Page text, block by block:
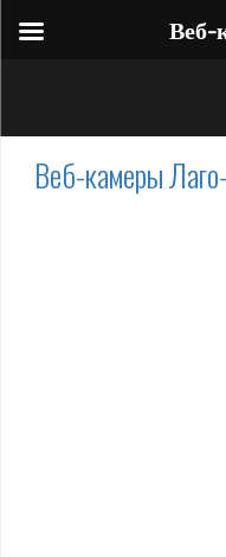
Веб-камеры
Веб-